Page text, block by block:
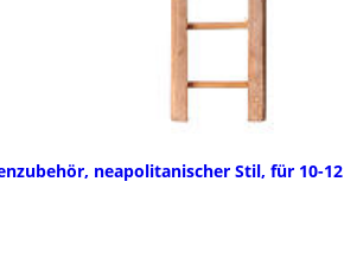
neapolitanischer Stil, für 10-